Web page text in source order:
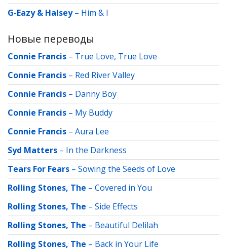
G-Eazy & Halsey– Him & I
Новые переводы
Connie Francis – True Love, True Love
Connie Francis – Red River Valley
Connie Francis – Danny Boy
Connie Francis – My Buddy
Connie Francis – Aura Lee
Syd Matters – In the Darkness
Tears For Fears – Sowing the Seeds of Love
Rolling Stones, The – Covered in You
Rolling Stones, The – Side Effects
Rolling Stones, The – Beautiful Delilah
Rolling Stones, The – Back in Your Life